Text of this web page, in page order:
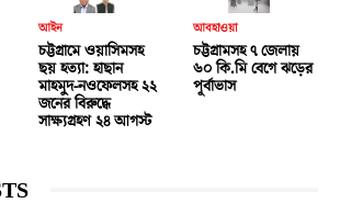
আইন
চট্টগ্রামে ওয়াসিমসহ
ছয় হত্যা: হাছান
মাহমুদ-নওফেলসহ ২২
জনের বিরুদ্ধে
সাক্ষ্যগ্রহণ ২৪ আগস্ট
আবহাওয়া
চট্টগ্রামসহ ৭ জেলায়
৬০ কি.মি বেগে ঝড়ের
পূর্বাভাস